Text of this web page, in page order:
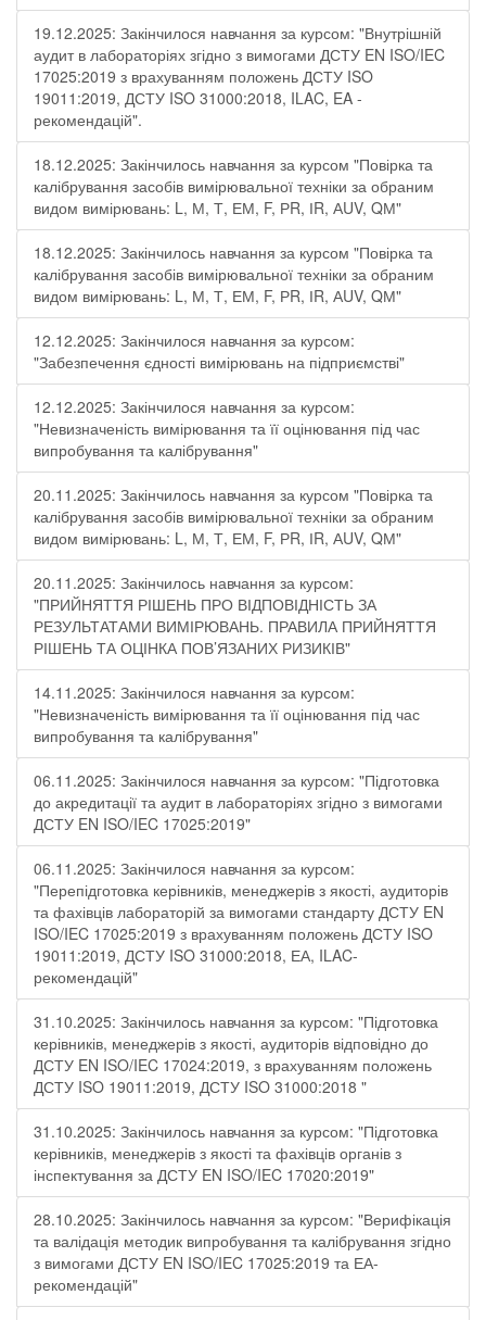
19.12.2025: Закінчилося навчання за курсом: "Внутрішній
аудит в лабораторіях згідно з вимогами ДСТУ EN ISO/IEC
17025:2019 з врахуванням положень ДСТУ ISO
19011:2019, ДСТУ ISO 31000:2018, ILAC, EA -
рекомендацій".
18.12.2025: Закінчилось навчання за курсом "Повірка та
калібрування засобів вимірювальної техніки за обраним
видом вимірювань: L, М, Т, ЕМ, F, РR, ІR, АUV, QМ"
18.12.2025: Закінчилось навчання за курсом "Повірка та
калібрування засобів вимірювальної техніки за обраним
видом вимірювань: L, М, Т, ЕМ, F, РR, ІR, АUV, QМ"
12.12.2025: Закінчилося навчання за курсом:
"Забезпечення єдності вимірювань на підприємстві"
12.12.2025: Закінчилося навчання за курсом:
"Невизначеність вимірювання та її оцінювання під час
випробування та калібрування"
20.11.2025: Закінчилось навчання за курсом "Повірка та
калібрування засобів вимірювальної техніки за обраним
видом вимірювань: L, М, Т, ЕМ, F, РR, ІR, АUV, QМ"
20.11.2025: Закінчилось навчання за курсом:
"ПРИЙНЯТТЯ РІШЕНЬ ПРО ВІДПОВІДНІСТЬ ЗА
РЕЗУЛЬТАТАМИ ВИМІРЮВАНЬ. ПРАВИЛА ПРИЙНЯТТЯ
РІШЕНЬ ТА ОЦІНКА ПОВ’ЯЗАНИХ РИЗИКІВ"
14.11.2025: Закінчилося навчання за курсом:
"Невизначеність вимірювання та її оцінювання під час
випробування та калібрування"
06.11.2025: Закінчилося навчання за курсом: "Підготовка
до акредитації та аудит в лабораторіях згідно з вимогами
ДСТУ EN ISO/IEC 17025:2019"
06.11.2025: Закінчилося навчання за курсом:
"Перепідготовка керівників, менеджерів з якості, аудиторів
та фахівців лабораторій за вимогами стандарту ДСТУ EN
ISO/IEC 17025:2019 з врахуванням положень ДСТУ ISO
19011:2019, ДСТУ ISO 31000:2018, ЕА, ILAC-
рекомендацій"
31.10.2025: Закінчилось навчання за курсом: "Підготовка
керівників, менеджерів з якості, аудиторів відповідно до
ДСТУ EN ISO/IEC 17024:2019, з врахуванням положень
ДСТУ ISO 19011:2019, ДСТУ ISO 31000:2018 "
31.10.2025: Закінчилось навчання за курсом: "Підготовка
керівників, менеджерів з якості та фахівців органів з
інспектування за ДСТУ EN ISO/IEC 17020:2019"
28.10.2025: Закінчилось навчання за курсом: "Верифікація
та валідація методик випробування та калібрування згідно
з вимогами ДСТУ EN ISO/IEC 17025:2019 та ЕА-
рекомендацій"